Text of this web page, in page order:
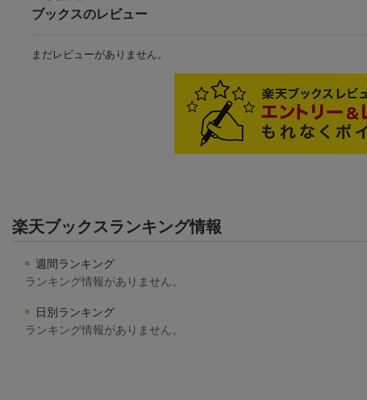
ブックスのレビュー
まだレビューがありません。
楽天ブックスランキング情報
週間ランキング
ランキング情報がありません。
日別ランキング
ランキング情報がありません。